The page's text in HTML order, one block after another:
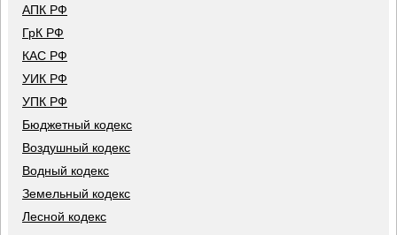
АПК РФ
ГрК РФ
КАС РФ
УИК РФ
УПК РФ
Бюджетный кодекс
Воздушный кодекс
Водный кодекс
Земельный кодекс
Лесной кодекс